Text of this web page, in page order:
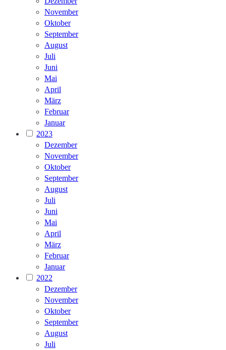
November
Oktober
September
August
Juli
Juni
Mai
April
März
Februar
Januar
2023
Dezember
November
Oktober
September
August
Juli
Juni
Mai
April
März
Februar
Januar
2022
Dezember
November
Oktober
September
August
Juli